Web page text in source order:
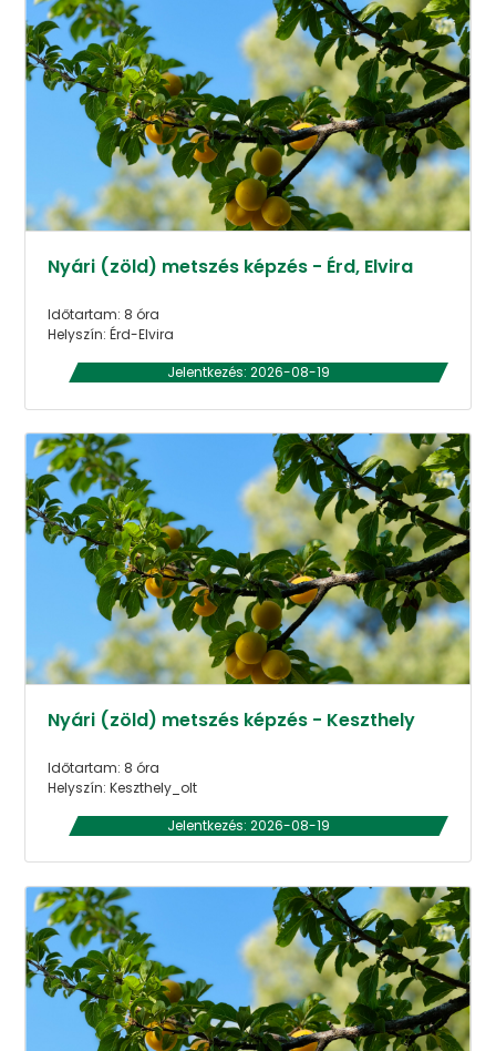
Nyári (zöld) metszés képzés - Érd, Elvira
Időtartam: 8 óra
Helyszín: Érd-Elvira
Jelentkezés: 2026-08-19
Nyári (zöld) metszés képzés - Keszthely
Időtartam: 8 óra
Helyszín: Keszthely_olt
Jelentkezés: 2026-08-19